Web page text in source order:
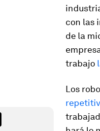
con las
de la
trabajo
Los